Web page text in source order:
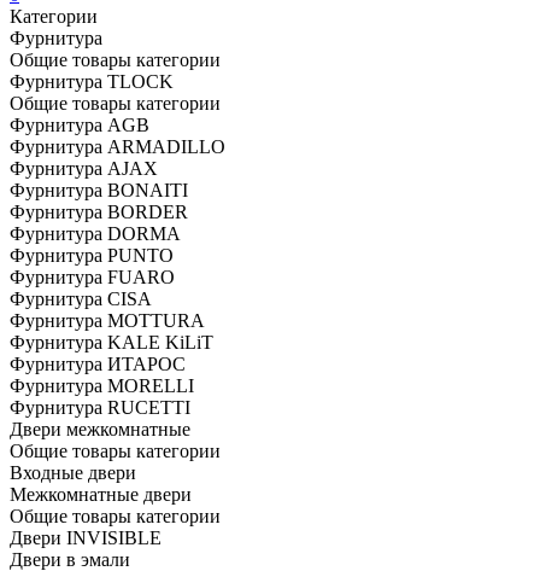
Категории
Фурнитура
Общие товары категории
Фурнитура TLOCK
Общие товары категории
Фурнитура AGB
Фурнитура ARMADILLO
Фурнитура AJAX
Фурнитура BONAITI
Фурнитура BORDER
Фурнитура DORMA
Фурнитура PUNTO
Фурнитура FUARO
Фурнитура CISA
Фурнитура MOTTURA
Фурнитура KALE KiLiT
Фурнитура ИТАРОС
Фурнитура MORELLI
Фурнитура RUCETTI
Двери межкомнатные
Общие товары категории
Входные двери
Межкомнатные двери
Общие товары категории
Двери INVISIBLE
Двери в эмали